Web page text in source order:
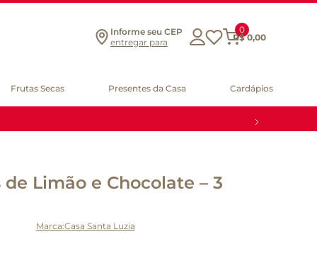
Informe seu CEP
entregar para
0
R$ 0,00
Frutas Secas Presentes da Casa Cardápios
Limão e Chocolate – 3
Casa Santa Luzia